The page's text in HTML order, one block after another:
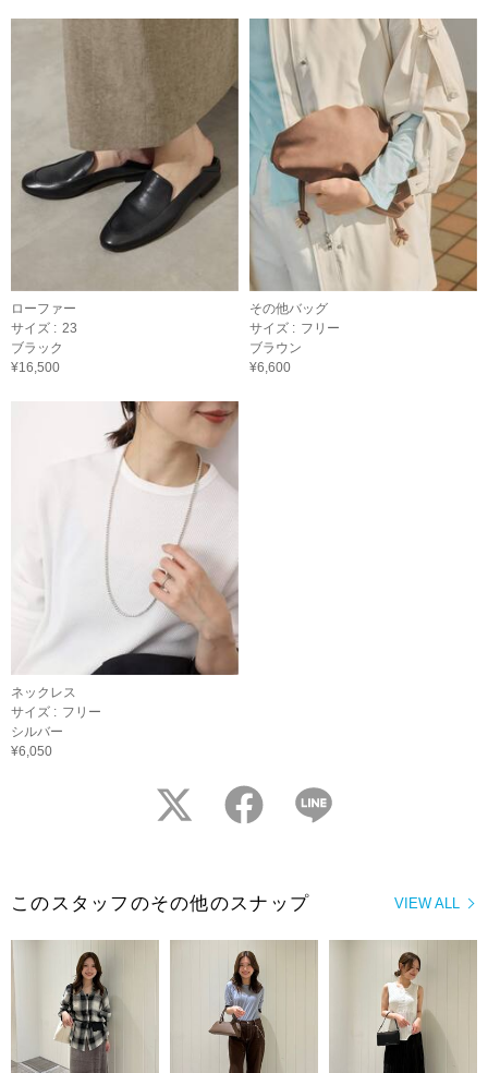
ローファー
サイズ : 23
ブラック
¥16,500
その他バッグ
サイズ : フリー
ブラウン
¥6,600
ネックレス
サイズ : フリー
シルバー
¥6,050
twitter facebook
VIEW ALL
このスタッフのその他のスナップ